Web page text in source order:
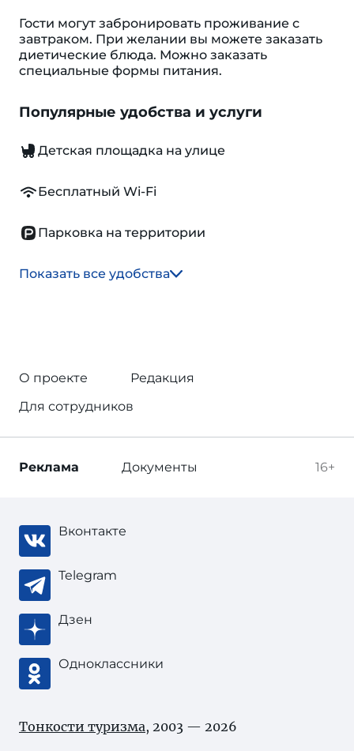
Гости могут забронировать проживание с
завтраком. При желании вы можете заказать
диетические блюда. Можно заказать
специальные формы питания.
Популярные удобства и услуги
Детская площадка на улице
Бесплатный Wi-Fi
Парковка на территории
Показать все удобства
О проекте
Редакция
Для сотрудников
16+
Реклама Документы
Вконтакте
Telegram
Дзен
Одноклассники
Тонкости туризма, 2003 — 2026